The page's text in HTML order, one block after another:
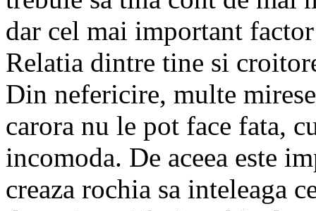
dar cel mai important
Relatia dintre tine si
Din nefericire, multe
carora nu le pot face fata,
incomoda. De aceea este
creaza rochia sa inteleaga